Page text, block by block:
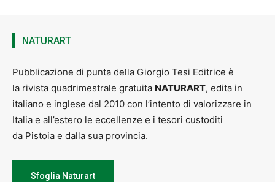
NATURART
Pubblicazione di punta della Giorgio Tesi Editrice è
la rivista quadrimestrale gratuita NATURART, edita in
italiano e inglese dal 2010 con l’intento di valorizzare in
Italia e all’estero le eccellenze e i tesori custoditi
da Pistoia e dalla sua provincia.
Sfoglia Naturart